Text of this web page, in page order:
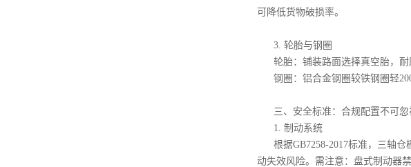
可降低货物破损率。
3. 轮胎与钢圈
轮胎：铺装路面选择真空胎，
钢圈：铝合金钢圈较铁钢圈轻
三、安全标准：合规配置不可忽
1. 制动系统
根据GB7258-2017标准，三轴
动失效风险。需注意：盘式制动器